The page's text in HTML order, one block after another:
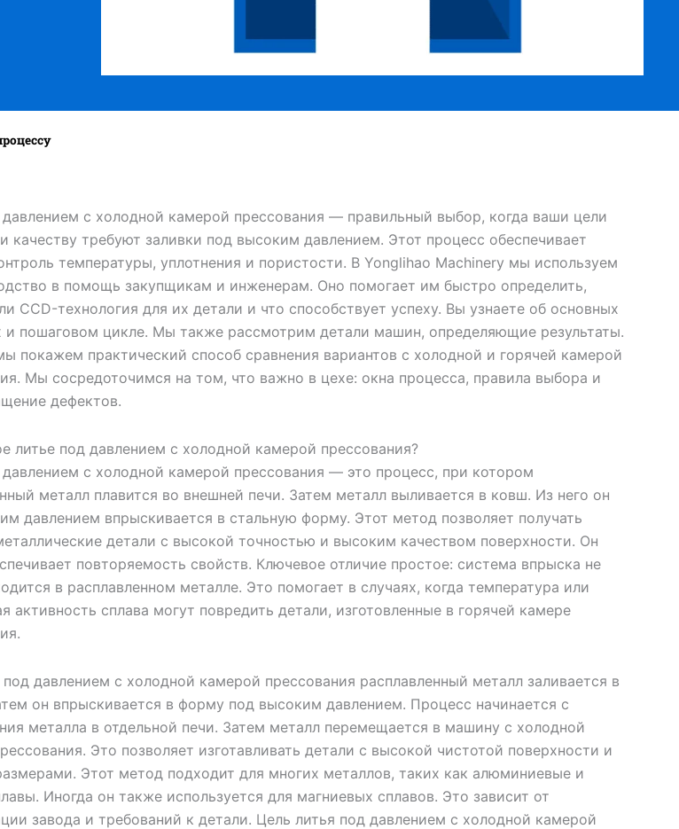
с холодной камерой прессования — правильный выбор, когда ваши цели
качеству требуют заливки под высоким давлением. Этот процесс обеспечивает
температуры, уплотнения и пористости. В Yonglihao Machinery мы используем
в помощь закупщикам и инженерам. Оно помогает им быстро определить,
CCD-технология для их детали и что способствует успеху. Вы узнаете об основных
и пошаговом цикле. Мы также рассмотрим детали машин, определяющие результаты.
покажем практический способ сравнения вариантов с холодной и горячей камерой
Мы сосредоточимся на том, что важно в цехе: окна процесса, правила выбора и
дефектов.
литье под давлением с холодной камерой прессования?
с холодной камерой прессования — это процесс, при котором
металл плавится во внешней печи. Затем металл выливается в ковш. Из него он
давлением впрыскивается в стальную форму. Этот метод позволяет получать
детали с высокой точностью и высоким качеством поверхности. Он
повторяемость свойств. Ключевое отличие простое: система впрыска не
в расплавленном металле. Это помогает в случаях, когда температура или
активность сплава могут повредить детали, изготовленные в горячей камере
давлением с холодной камерой прессования расплавленный металл заливается в
он впрыскивается в форму под высоким давлением. Процесс начинается с
металла в отдельной печи. Затем металл перемещается в машину с холодной
Это позволяет изготавливать детали с высокой чистотой поверхности и
Этот метод подходит для многих металлов, таких как алюминиевые и
Иногда он также используется для магниевых сплавов. Это зависит от
завода и требований к детали. Цель литья под давлением с холодной камерой